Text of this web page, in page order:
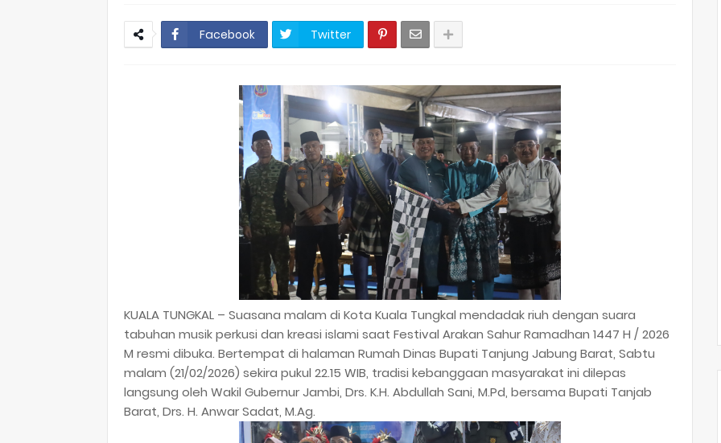
Facebook Twitter
KUALA TUNGKAL – Suasana malam di Kota Kuala Tungkal mendadak riuh dengan suara
tabuhan musik perkusi dan kreasi islami saat Festival Arakan Sahur Ramadhan 1447 H / 2026
M resmi dibuka. Bertempat di halaman Rumah Dinas Bupati Tanjung Jabung Barat, Sabtu
malam (21/02/2026) sekira pukul 22.15 WIB, tradisi kebanggaan masyarakat ini dilepas
langsung oleh Wakil Gubernur Jambi, Drs. K.H. Abdullah Sani, M.Pd, bersama Bupati Tanjab
Barat, Drs. H. Anwar Sadat, M.Ag.